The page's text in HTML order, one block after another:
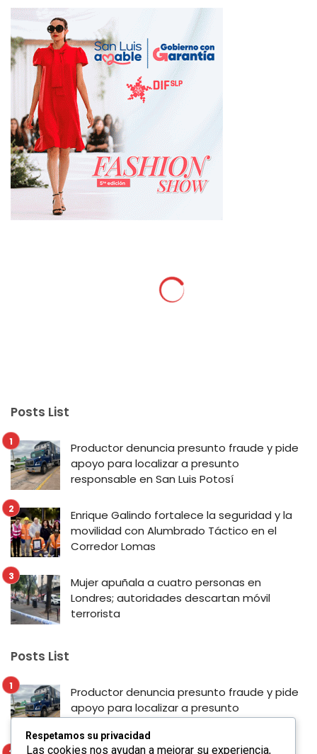
Posts List
Productor denuncia presunto fraude y pide
apoyo para localizar a presunto
responsable en San Luis Potosí
Enrique Galindo fortalece la seguridad y la
movilidad con Alumbrado Táctico en el
Corredor Lomas
Mujer apuñala a cuatro personas en
Londres; autoridades descartan móvil
terrorista
Posts List
Productor denuncia presunto fraude y pide
apoyo para localizar a presunto
responsable en San Luis Potosí
Respetamos su privacidad
Las cookies nos ayudan a mejorar su experiencia,